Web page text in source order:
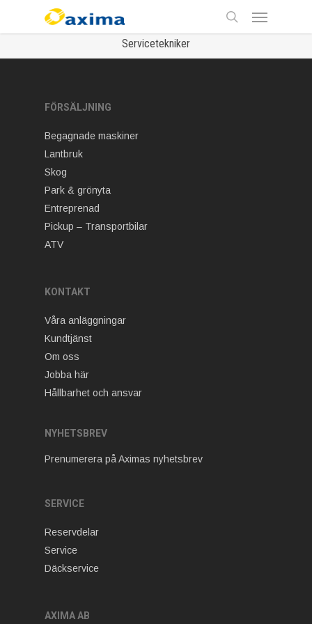
search
Menu
Servicetekniker
FÖRSÄLJNING
Begagnade maskiner
Lantbruk
Skog
Park & grönyta
Entreprenad
Pickup – Transportbilar
ATV
KONTAKT
Våra anläggningar
Kundtjänst
Om oss
Jobba här
Hållbarhet och ansvar
NYHETSBREV
Prenumerera på Aximas nyhetsbrev
SERVICE
Reservdelar
Service
Däckservice
AXIMA AB